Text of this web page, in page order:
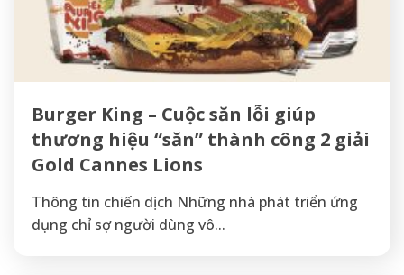
Burger King – Cuộc săn lỗi giúp
thương hiệu “săn” thành công 2 giải
Gold Cannes Lions
Thông tin chiến dịch Những nhà phát triển ứng
dụng chỉ sợ người dùng vô...